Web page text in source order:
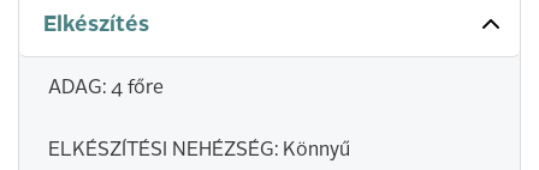
Elkészítés
ADAG: 4 főre
ELKÉSZÍTÉSI NEHÉZSÉG: Könnyű